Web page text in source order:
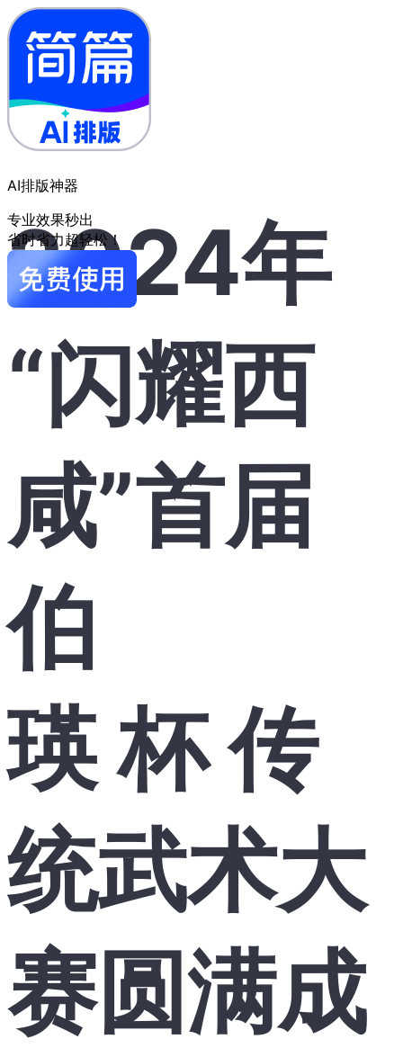
AI排版神器
专业效果秒出
省时省力超轻松！
2024年
“闪耀西
咸”首届
伯
瑛 杯 传
统武术大
赛圆满成